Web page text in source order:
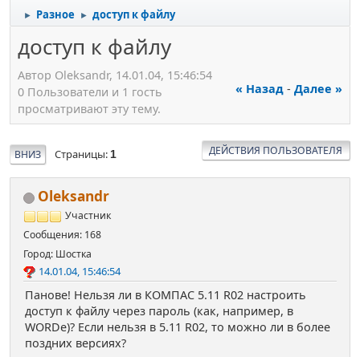
► Разное ► доступ к файлу
доступ к файлу
Автор Oleksandr, 14.01.04, 15:46:54
« Назад - Далее »
0 Пользователи и 1 гость
просматривают эту тему.
ВНИЗ Страницы 1 ДЕЙСТВИЯ ПОЛЬЗОВАТЕЛЯ
Oleksandr
Участник
Сообщения: 168
Город: Шостка
14.01.04, 15:46:54
Панове! Нельзя ли в КОМПАС 5.11 R02 настроить
доступ к файлу через пароль (как, например, в
WORDе)? Если нельзя в 5.11 R02, то можно ли в более
поздних версиях?